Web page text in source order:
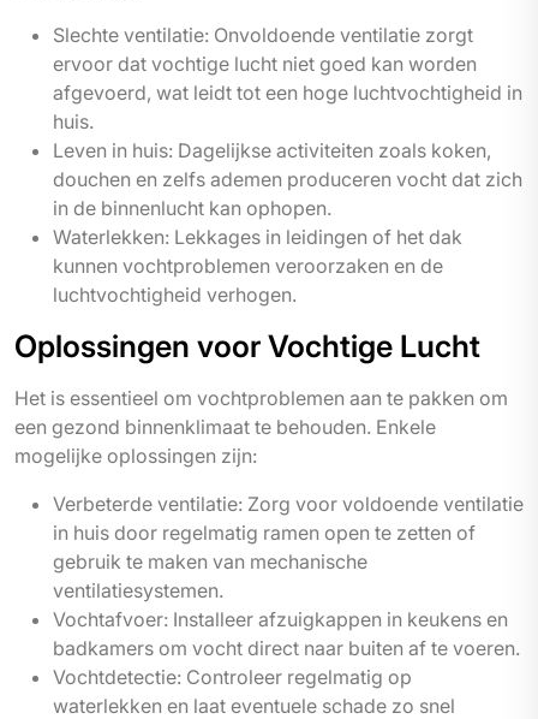
Slechte ventilatie: Onvoldoende ventilatie zorgt
ervoor dat vochtige lucht niet goed kan worden
afgevoerd, wat leidt tot een hoge luchtvochtigheid in
huis.
Leven in huis: Dagelijkse activiteiten zoals koken,
douchen en zelfs ademen produceren vocht dat zich
in de binnenlucht kan ophopen.
Waterlekken: Lekkages in leidingen of het dak
kunnen vochtproblemen veroorzaken en de
luchtvochtigheid verhogen.
Oplossingen voor Vochtige Lucht
Het is essentieel om vochtproblemen aan te pakken om
een gezond binnenklimaat te behouden. Enkele
mogelijke oplossingen zijn:
Verbeterde ventilatie: Zorg voor voldoende ventilatie
in huis door regelmatig ramen open te zetten of
gebruik te maken van mechanische
ventilatiesystemen.
Vochtafvoer: Installeer afzuigkappen in keukens en
badkamers om vocht direct naar buiten af te voeren.
Vochtdetectie: Controleer regelmatig op
waterlekken en laat eventuele schade zo snel